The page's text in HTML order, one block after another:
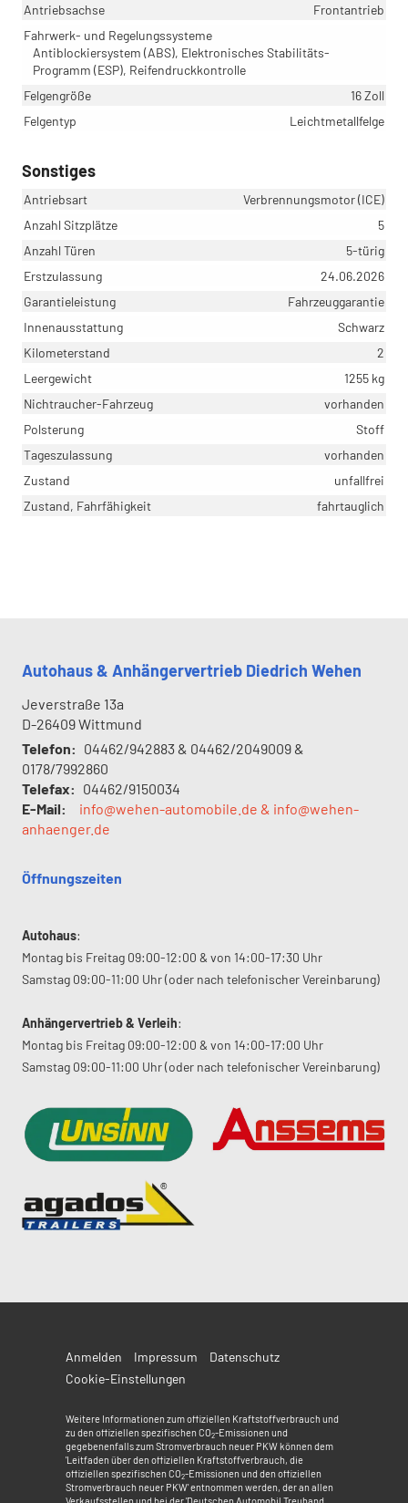
Antriebsachse
Frontantrieb
Fahrwerk- und Regelungssysteme
Antiblockiersystem (ABS), Elektronisches Stabilitäts-
Programm (ESP), Reifendruckkontrolle
Felgengröße
16 Zoll
Felgentyp
Leichtmetallfelge
Sonstiges
Antriebsart
Verbrennungsmotor (ICE)
Anzahl Sitzplätze
5
Anzahl Türen
5-türig
Erstzulassung
24.06.2026
Garantieleistung
Fahrzeuggarantie
Innenausstattung
Schwarz
Kilometerstand
2
Leergewicht
1255 kg
Nichtraucher-Fahrzeug
vorhanden
Polsterung
Stoff
Tageszulassung
vorhanden
Zustand
unfallfrei
Zustand, Fahrfähigkeit
fahrtauglich
Autohaus & Anhängervertrieb Diedrich Wehen
Jeverstraße 13a
D-26409Wittmund
Telefon: 04462/942883 & 04462/2049009 &
0178/7992860
Telefax: 04462/9150034
E-Mail:
info@wehen-automobile.de & info@wehen-
anhaenger.de
Öffnungszeiten
Autohaus:
Montag bis Freitag 09:00-12:00 & von 14:00-17:30 Uhr
Samstag 09:00-11:00 Uhr (oder nach telefonischer Vereinbarung)
Anhängervertrieb & Verleih:
Montag bis Freitag 09:00-12:00 & von 14:00-17:00 Uhr
Samstag 09:00-11:00 Uhr (oder nach telefonischer Vereinbarung)
Anmelden Impressum
Datenschutz
Cookie-Einstellungen
Weitere Informationen zum offiziellen Kraftstoffverbrauch und
zu den offiziellen spezifischen CO2-Emissionen und
gegebenenfalls zum Stromverbrauch neuer PKW können dem
'Leitfaden über den offiziellen Kraftstoffverbrauch, die
offiziellen spezifischen CO2-Emissionen und den offiziellen
Stromverbrauch neuer PKW' entnommen werden, der an allen